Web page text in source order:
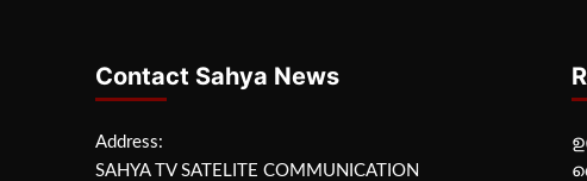
Contact Sahya News
Address:
SAHYA TV SATELITE COMMUNICATION